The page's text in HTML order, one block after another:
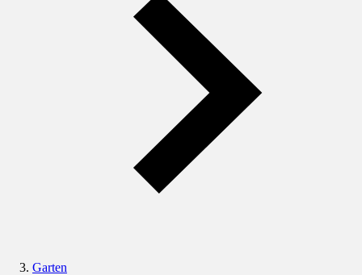
Garten